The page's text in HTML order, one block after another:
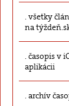
všetky
na
časopis v
aplikácii
archív